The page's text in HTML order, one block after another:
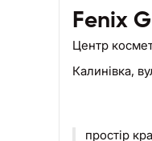
Fenix
Центр
Калинівка,
простір краси м.Калинівка ⠀косметологія : •